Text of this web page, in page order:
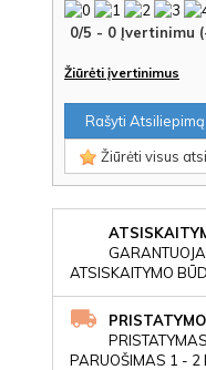
0/5 - 0 Įvertinimu
Žiūrėti įvertinimus
Rašyti Atsiliepimą
Žiūrėti visus
ATSISKAITYMO
PARUOŠIMAS 1 - 2